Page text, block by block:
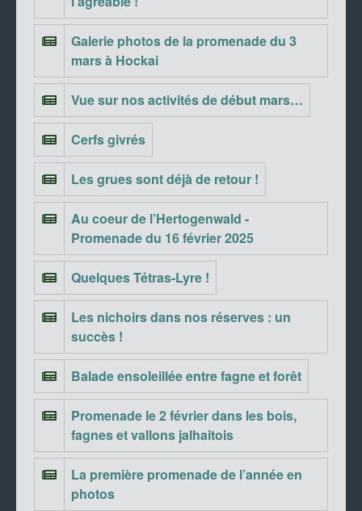
Galerie photos de la promenade du 3
mars à Hockai
Vue sur nos activités de début mars…
Cerfs givrés
Les grues sont déjà de retour !
Au coeur de l’Hertogenwald -
Promenade du 16 février 2025
Quelques Tétras-Lyre !
Les nichoirs dans nos réserves : un
succès !
Balade ensoleillée entre fagne et forêt
Promenade le 2 février dans les bois,
fagnes et vallons jalhaitois
La première promenade de l’année en
photos